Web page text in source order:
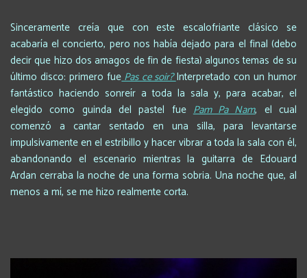
Sinceramente creía que con este escalofriante clásico se
acabaría el concierto, pero nos había dejado para el final (debo
decir que hizo dos amagos de fin de fiesta) algunos temas de su
último disco: primero fuePas ce soir?Interpretado con un humor
fantástico haciendo sonreír a toda la sala y, para acabar, el
elegido como guinda del pastel fuePam Pa Nam, el cual
comenzó a cantar sentado en una silla, para levantarse
impulsivamente en el estribillo y hacer vibrar a toda la sala con él,
abandonando el escenario mientras la guitarra de Edouard
Ardan cerraba la noche de una forma sobria. Una noche que, al
menos a mí, se me hizo realmente corta.